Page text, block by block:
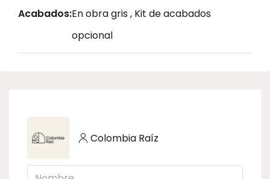
Acabados:En obra gris , Kit de acabados
opcional
Colombia Raíz